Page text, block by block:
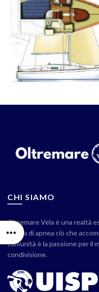
CHI SIAMO
Oltremare Vela è una realtà
scuola di apnea ciò che
comunità è la passione per il
condivisione.